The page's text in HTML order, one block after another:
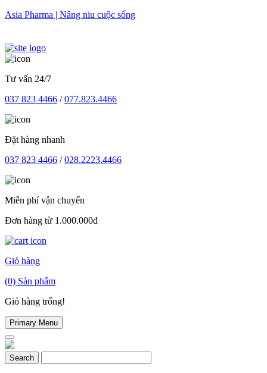
Skip
Asia Pharma | Nâng niu cuộc sống
Tư vấn 24/7
037 823 4466 /077.823.4466
Đặt hàng nhanh
037 823 4466 /028.2223.4466
Miễn phí vận chuyển
Đơn hàng từ 1.000.000đ
Giỏ hàng
(0) Sản phẩm
Giỏ hàng trống!
Primary Menu